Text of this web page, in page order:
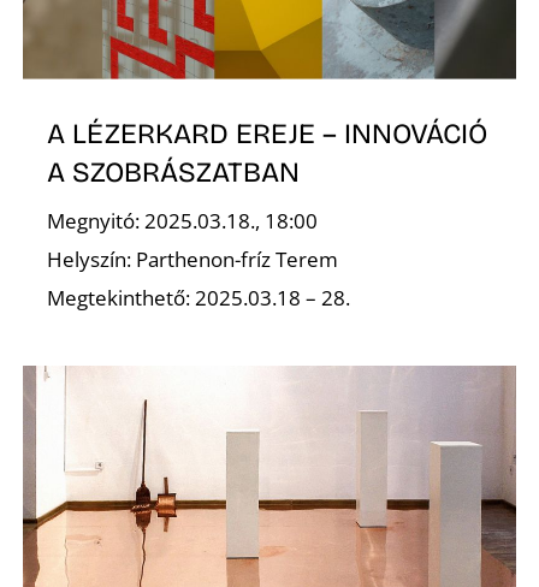
A LÉZERKARD EREJE – INNOVÁCIÓ
A SZOBRÁSZATBAN
Megnyitó: 2025.03.18., 18:00
Helyszín: Parthenon-fríz Terem
Megtekinthető: 2025.03.18 – 28.